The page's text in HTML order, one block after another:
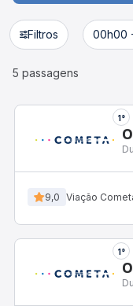
Filtros 00h00
5 passagens
1°
9,0 Viação
1°